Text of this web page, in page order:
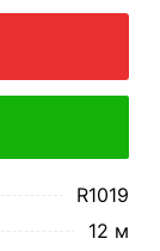
R1019
12 м